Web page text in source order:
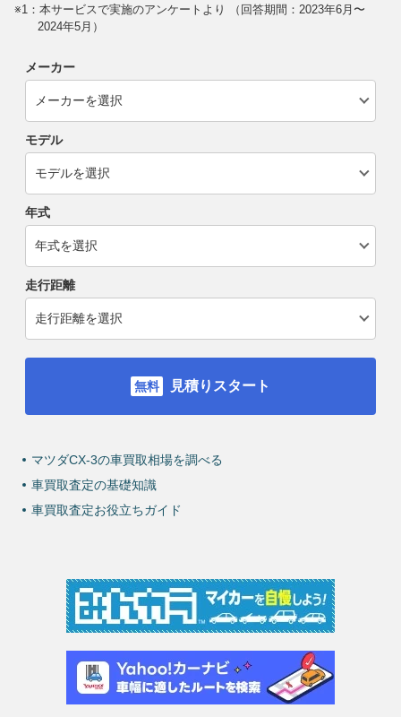
※1：本サービスで実施のアンケートより （回答期間：2023年6月〜
2024年5月）
メーカー
モデル
年式
走行距離
見積りスタート
マツダCX-3の車買取相場を調べる
車買取査定の基礎知識
車買取査定お役立ちガイド